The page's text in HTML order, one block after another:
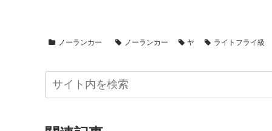
ノーランカー ノーランカー ヤ ライトフライ級